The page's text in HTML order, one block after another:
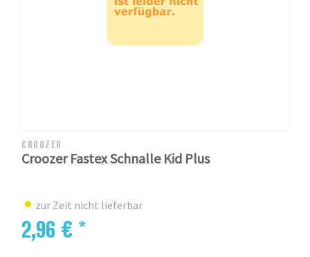
CROOZER
Croozer Fastex Schnalle Kid Plus
zur Zeit nicht lieferbar
2,96 € *